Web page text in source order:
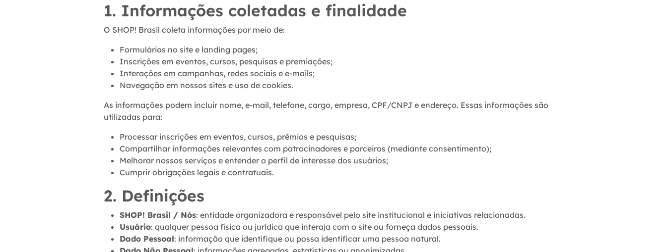
1. Informações coletadas e finalidade
O SHOP! Brasil coleta informações por meio de:
Formulários no site e landing pages;
Inscrições em eventos, cursos, pesquisas e premiações;
Interações em campanhas, redes sociais e e-mails;
Navegação em nossos sites e uso de cookies.
As informações podem incluir nome, e-mail, telefone, cargo, empresa, CPF/CNPJ e endereço. Essas informações são
utilizadas para:
Processar inscrições em eventos, cursos, prêmios e pesquisas;
Compartilhar informações relevantes com patrocinadores e parceiros (mediante consentimento);
Melhorar nossos serviços e entender o perfil de interesse dos usuários;
Cumprir obrigações legais e contratuais.
2. Definições
SHOP! Brasil / Nós: entidade organizadora e responsável pelo site institucional e iniciativas relacionadas.
Usuário: qualquer pessoa física ou jurídica que interaja com o site ou forneça dados pessoais.
Dado Pessoal: informação que identifique ou possa identificar uma pessoa natural.